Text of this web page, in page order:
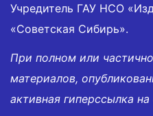
Учредитель ГАУ НСО
«Советская Сибирь».
При полном или
материалов,
активная гиперссылка на